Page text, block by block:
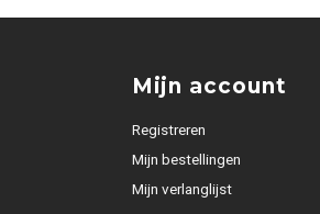
Mijn account
Registreren
Mijn bestellingen
Mijn verlanglijst